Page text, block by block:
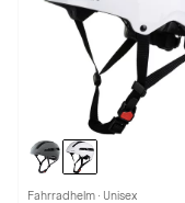
Fahrradhelm · Unisex